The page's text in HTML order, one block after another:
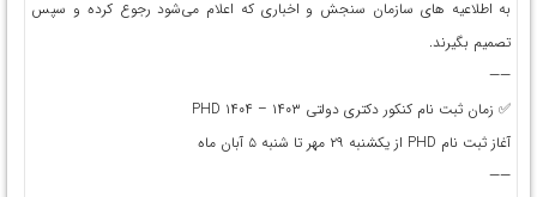
به اطلاعیه‌ های سازمان سنجش و اخباری که اعلام می‌شود رجوع کرده و سپس
تصمیم بگیرند.
——
✅ زمان ثبت نام کنکور دکتری دولتی ۱۴۰۳ – ۱۴۰۴ PHD
آغاز ثبت نام PHD از يکشنبه ۲۹ مهر تا شنبه ۵ آبان ماه
——